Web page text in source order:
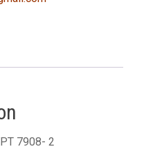
7908- 2